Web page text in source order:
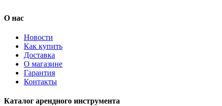
О нас
Новости
Как купить
Доставка
О магазине
Гарантия
Контакты
Каталог арендного инструмента